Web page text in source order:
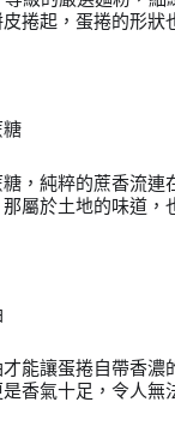
捲起，蛋捲的形狀
糖
，純粹的蔗香流連
屬於土地的味道，
能讓蛋捲自帶香濃
香氣十足，令人無